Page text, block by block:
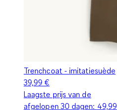
Trenchcoat - imitatiesuède
39,99 €
Laagste prijs van de
afgelopen 30 dagen: 49,99